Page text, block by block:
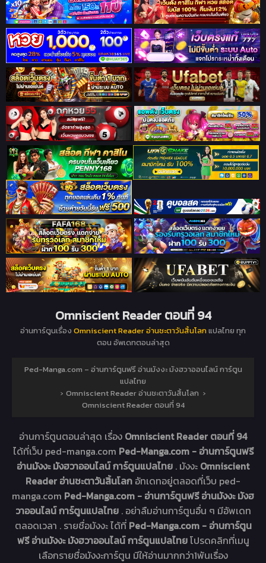
Omniscient Reader ตอนที่ 94
อ่านการ์ตูนเรื่อง Omniscient Reader อ่านชะตาวันสิ้นโลกแปลไทย ทุก
ตอน อัพเดทตอนล่าสุด
Ped-Manga.com – อ่านการ์ตูนฟรี อ่านมังงะ มังฮวาออนไลน์ การ์ตูน
แปลไทย
› Omniscient Reader อ่านชะตาวันสิ้นโลก ›
Omniscient Reader ตอนที่ 94
อ่านการ์ตูนตอนล่าสุด เรื่อง Omniscient Reader ตอนที่ 94
ได้ที่เว็บ ped-manga.com Ped-Manga.com - อ่านการ์ตูนฟรี
อ่านมังงะ มังฮวาออนไลน์ การ์ตูนแปลไทย . มังงะ Omniscient
Reader อ่านชะตาวันสิ้นโลก อัทเดทอยู่ตลอดที่เว็บ ped-
manga.com Ped-Manga.com - อ่านการ์ตูนฟรี อ่านมังงะ มังฮ
วาออนไลน์ การ์ตูนแปลไทย . อย่าลืมอ่านการ์ตูนอื่น ๆ มีอัพเดท
ตลอดเวลา . รายชื่อมังงะ ได้ที่ Ped-Manga.com - อ่านการ์ตูน
ฟรี อ่านมังงะ มังฮวาออนไลน์ การ์ตูนแปลไทยโปรดคลิกที่เมนู
เลือกรายชื่อมังงะการ์ตูน มีให้อ่านมากกว่า1พันเรื่อง